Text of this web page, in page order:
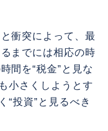
衝突によって、最
までには相応の時
間を“税金”と見な
小さくしようとす
“投資”と見るべき